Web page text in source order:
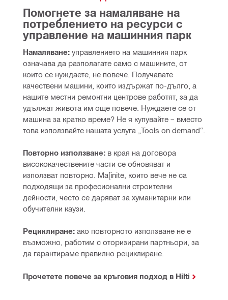
Помогнете за намаляване на
потреблението на ресурси с
управление на машинния парк
Намаляване: управлението на машинния парк
означава да разполагате само с машините, от
които се нуждаете, не повече. Получавате
качествени машини, които издържат по-дълго, а
нашите местни ремонтни центрове работят, за да
удължат живота им още повече. Нуждаете се от
машина за кратко време? Не я купувайте – вместо
това използвайте нашата услуга „Tools on demand“.
Повторно използване: в края на договора
висококачествените части се обновяват и
използват повторно. Ma[inite, които вече не са
подходящи за професионални строителни
дейности, често се даряват за хуманитарни или
обучителни каузи.
Рециклиране: ако повторното използване не е
възможно, работим с оторизирани партньори, за
да гарантираме правилно рециклиране.
Прочетете повече за кръговия подход в Hilti